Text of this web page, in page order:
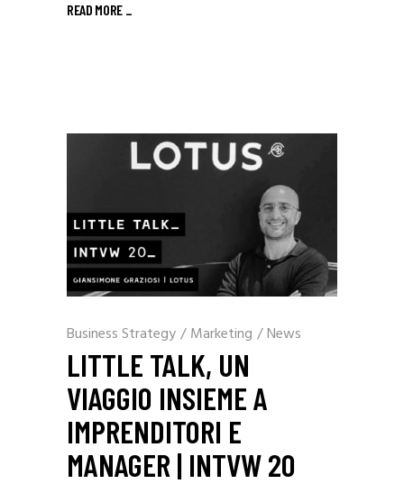
READ MORE _
Business Strategy/ Marketing /News
LITTLE TALK, UN
VIAGGIO INSIEME A
IMPRENDITORI E
MANAGER | INTVW 20